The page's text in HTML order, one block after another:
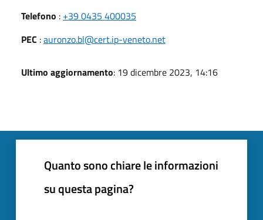
Telefono : +39 0435 400035
PEC :auronzo.bl@cert.ip-veneto.net
Ultimo aggiornamento: 19 dicembre 2023, 14:16
Quanto sono chiare le informazioni
su questa pagina?